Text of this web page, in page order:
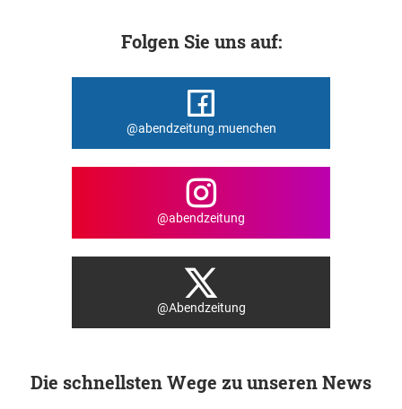
Folgen Sie uns auf:
@abendzeitung.muenchen
@abendzeitung
@Abendzeitung
Die schnellsten Wege zu unseren News